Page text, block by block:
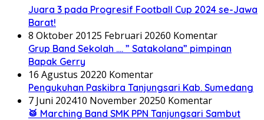
Juara 3 pada Progresif Football Cup 2024 se-Jawa
Barat!
8 Oktober 20125 Februari 20260 Komentar
Grup Band Sekolah …. ” Satakolana” pimpinan
Bapak Gerry
16 Agustus 20220 Komentar
Pengukuhan Paskibra Tanjungsari Kab. Sumedang
7 Juni 202410 November 20250 Komentar
🥁 Marching Band SMK PPN Tanjungsari Sambut